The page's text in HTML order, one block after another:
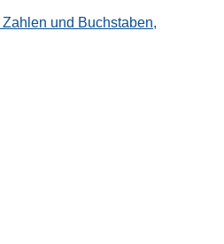
und Buchstaben,